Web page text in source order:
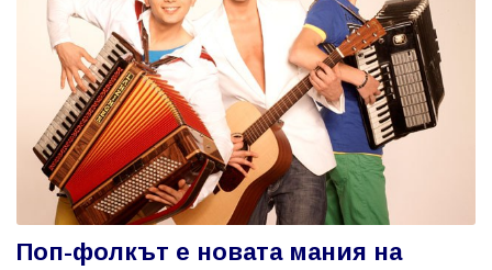
Поп-фолкът е новата мания на